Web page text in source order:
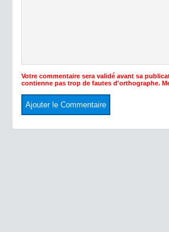
Votre commentaire sera validé avant sa
contienne pas trop de fautes d'orthographe.